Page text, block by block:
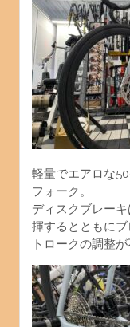
軽量でエアロな
フォーク。
ディスクブレー
揮するとともに
トロークの調整が